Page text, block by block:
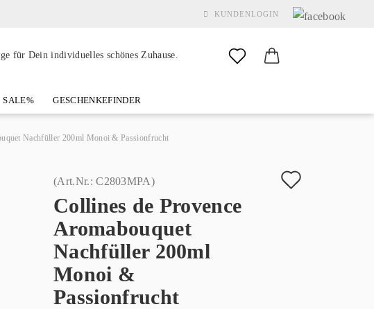
KUNDENLOGIN
Konto erstellen
Passwort vergessen?
für Dein individuelles schönes Zuhause.
SALE% GESCHENKEFINDER
Nachfüller 200ml Monoi & Passionfrucht
(Art.Nr.:C2803MPA)
Collines de Provence
Aromabouquet
Nachfüller 200ml
Monoi &
Passionfrucht